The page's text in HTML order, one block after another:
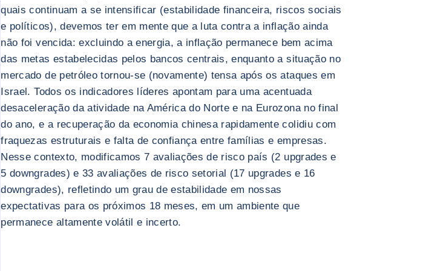
quais continuam a se intensificar (estabilidade financeira, riscos sociais
e políticos), devemos ter em mente que a luta contra a inflação ainda
não foi vencida: excluindo a energia, a inflação permanece bem acima
das metas estabelecidas pelos bancos centrais, enquanto a situação no
mercado de petróleo tornou-se (novamente) tensa após os ataques em
Israel. Todos os indicadores líderes apontam para uma acentuada
desaceleração da atividade na América do Norte e na Eurozona no final
do ano, e a recuperação da economia chinesa rapidamente colidiu com
fraquezas estruturais e falta de confiança entre famílias e empresas.
Nesse contexto, modificamos 7 avaliações de risco país (2 upgrades e
5 downgrades) e 33 avaliações de risco setorial (17 upgrades e 16
downgrades), refletindo um grau de estabilidade em nossas
expectativas para os próximos 18 meses, em um ambiente que
permanece altamente volátil e incerto.